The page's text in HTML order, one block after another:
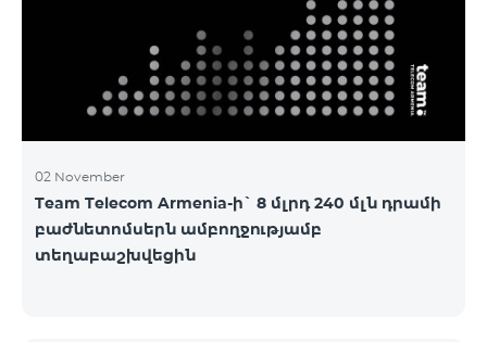
02 November
Team Telecom Armenia-ի` 8 մլրդ 240 մլն դրամի
բաժնետոմսերն ամբողջությամբ
տեղաբաշխվեցին